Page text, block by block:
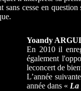
sans cesse en
Yoandy
En 2010 il
également
leconcert de
L’année
année dans « La